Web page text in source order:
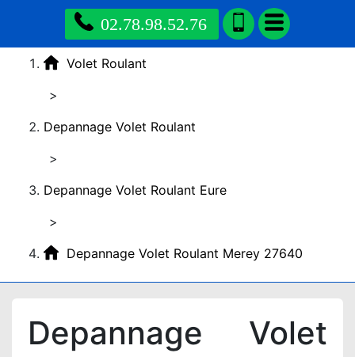
02.78.98.52.76
Volet Roulant
>
Depannage Volet Roulant
>
Depannage Volet Roulant Eure
>
Depannage Volet Roulant Merey 27640
Depannage Volet